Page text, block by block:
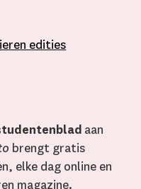
edities
aan
brengt gratis
elke dag online en
magazine.